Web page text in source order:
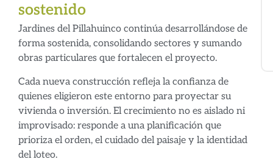
sostenido
Jardines del Pillahuinco continúa desarrollándose de
forma sostenida, consolidando sectores y sumando
obras particulares que fortalecen el proyecto.
Cada nueva construcción refleja la confianza de
quienes eligieron este entorno para proyectar su
vivienda o inversión. El crecimiento no es aislado ni
improvisado: responde a una planificación que
prioriza el orden, el cuidado del paisaje y la identidad
del loteo.